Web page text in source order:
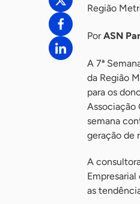
Região
PorASN
A 7ª
da Região
para os
Associação
semana
geração de
A
as